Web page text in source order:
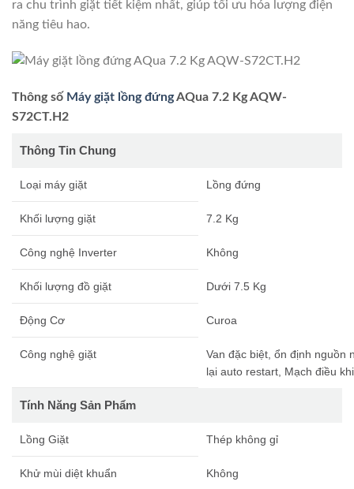
ra chu trình giặt tiết kiệm nhất, giúp tối ưu hóa lượng điện
năng tiêu hao.
Thông số Máy giặt lồng đứngAQua 7.2 Kg AQW-
S72CT.H2
Thông Tin Chung
Loại máy giặt Lồng đứng
Khối lượng giặt 7.2 Kg
Công nghệ Inverter Không
Khối lượng đồ giặt Dưới 7.5 Kg
Động Cơ Curoa
Công nghệ giặt
Van đặc biệt, ổn định nguồn
lại auto restart, Mạch điều
Tính Năng Sản Phẩm
Lồng Giặt Thép không gỉ
Khử mùi diệt khuẩn Không